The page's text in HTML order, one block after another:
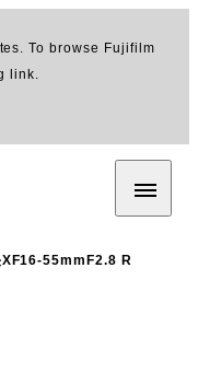
To browse Fujifilm
link.
XF16-55mmF2.8 R